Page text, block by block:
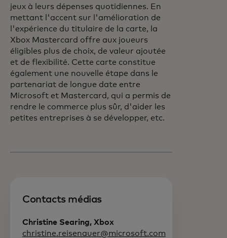
jeux à leurs dépenses quotidiennes. En
mettant l'accent sur l'amélioration de
l'expérience du titulaire de la carte, la
Xbox Mastercard offre aux joueurs
éligibles plus de choix, de valeur ajoutée
et de flexibilité. Cette carte constitue
également une nouvelle étape dans le
partenariat de longue date entre
Microsoft et Mastercard, qui a permis de
rendre le commerce plus sûr, d'aider les
petites entreprises à se développer, etc.
Contacts médias
Christine Searing, Xbox
christine.reisenauer@microsoft.com